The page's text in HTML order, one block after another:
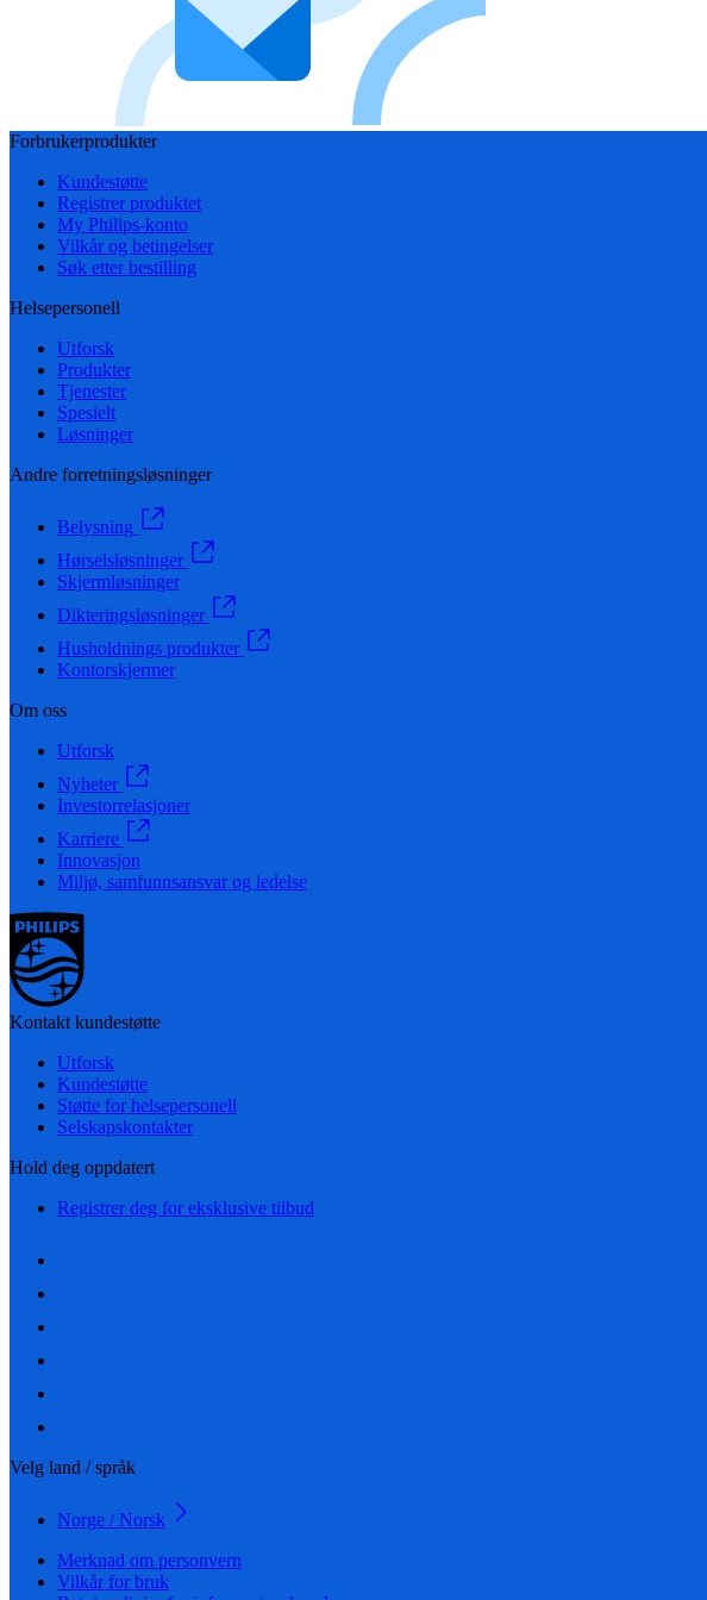
Forbrukerprodukter
Kundestøtte
Registrer produktet
My Philips-konto
Vilkår og betingelser
Søk etter bestilling
Helsepersonell
Utforsk
Produkter
Tjenester
Spesielt
Løsninger
Andre forretningsløsninger
Belysning
Hørselsløsninger
Skjermløsninger
Dikteringsløsninger
Husholdnings produkter
Kontorskjermer
Om oss
Utforsk
Nyheter
Investorrelasjoner
Karriere
Innovasjon
Miljø, samfunnsansvar og ledelse
Kontakt kundestøtte
Utforsk
Kundestøtte
Støtte for helsepersonell
Selskapskontakter
Hold deg oppdatert
Registrer deg for eksklusive tilbud
Velg land / språk
Norge / Norsk
Merknad om personvern
Vilkår for bruk